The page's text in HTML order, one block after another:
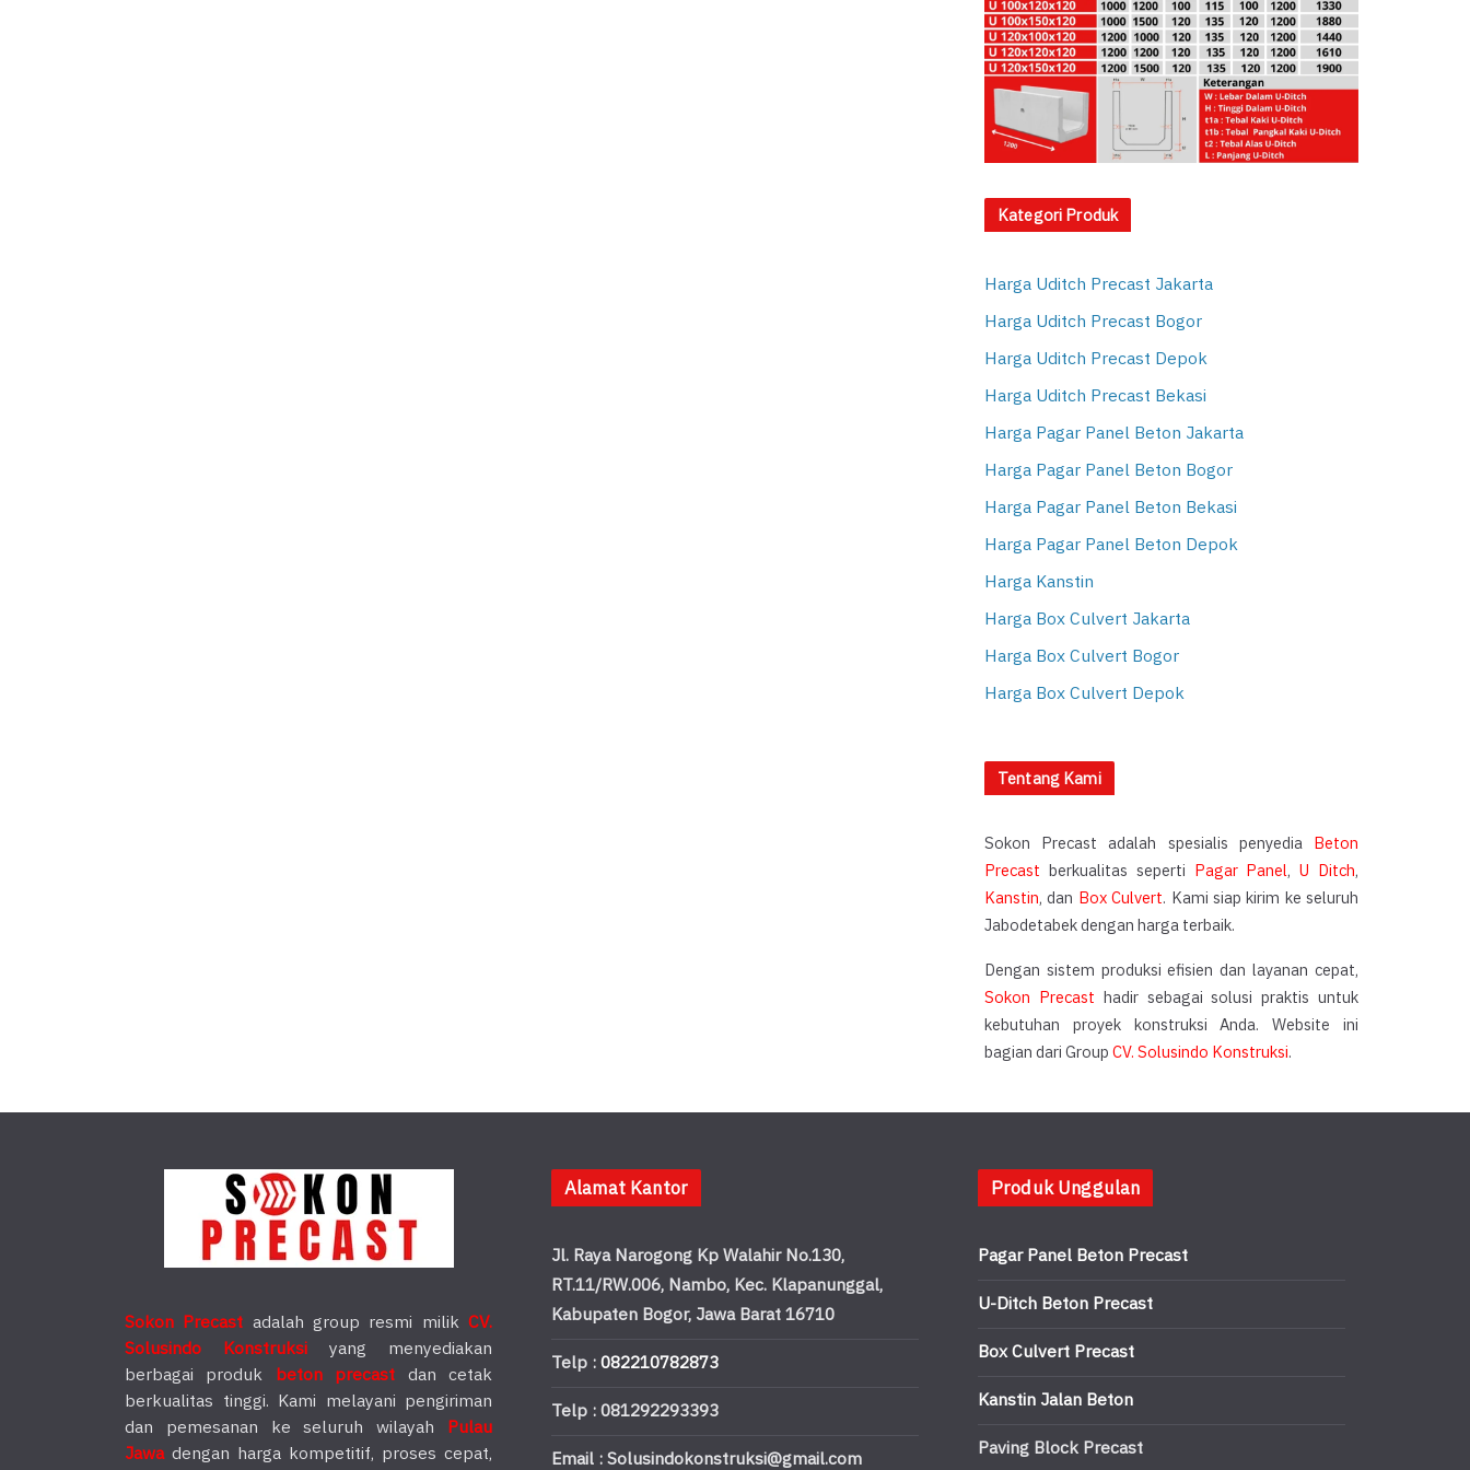
Kategori Produk
Harga Uditch Precast Jakarta
Harga Uditch Precast Bogor
Harga Uditch Precast Depok
Harga Uditch Precast Bekasi
Harga Pagar Panel Beton Jakarta
Harga Pagar Panel Beton Bogor
Harga Pagar Panel Beton Bekasi
Harga Pagar Panel Beton Depok
Harga Kanstin
Harga Box Culvert Jakarta
Harga Box Culvert Bogor
Harga Box Culvert Depok
Tentang Kami
Sokon Precast adalah spesialis penyedia Beton
Precast berkualitas seperti Pagar Panel,U Ditch,
Kanstin, dan Box Culvert. Kami siap kirim ke seluruh
Jabodetabek dengan harga terbaik.
Dengan sistem produksi efisien dan layanan cepat,
Sokon Precast hadir sebagai solusi praktis untuk
kebutuhan proyek konstruksi Anda. Website ini
bagian dari GroupCV. Solusindo Konstruksi.
Sokon Precast adalah group resmi milikCV.
Solusindo Konstruksi yang menyediakan
berbagai produk beton precast dan cetak
berkualitas tinggi. Kami melayani pengiriman
dan pemesanan ke seluruh wilayah Pulau
Jawadengan harga kompetitif, proses cepat,
Alamat Kantor
Jl. Raya Narogong Kp Walahir No.130,
RT.11/RW.006, Nambo, Kec. Klapanunggal,
Kabupaten Bogor, Jawa Barat 16710
Telp :082210782873
Telp : 081292293393
Email : Solusindokonstruksi@gmail.com
Produk Unggulan
Pagar Panel Beton Precast
U-Ditch Beton Precast
Box Culvert Precast
Kanstin Jalan Beton
Paving Block Precast